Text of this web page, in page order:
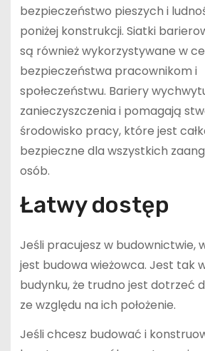
bezpieczeństwo pieszych i
poniżej konstrukcji. Siatki
są również wykorzystywane w
bezpieczeństwa pracownikom i
społeczeństwu. Bariery
zanieczyszczenia i pomagają
środowisko pracy, które jest
bezpieczne dla wszystkich
osób.
Łatwy dostęp
Jeśli pracujesz w budownictwie,
jest budowa wieżowca. Jest tak
budynku, że trudno jest dotrzeć
ze względu na ich położenie.
Jeśli chcesz budować i